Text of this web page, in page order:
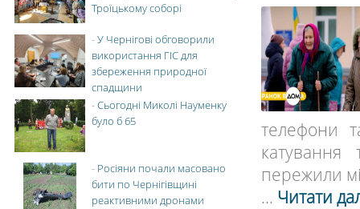
телефони
катування
пережили
... Читати
Троїцькому соборі
-У Чернігові обговорили
використання ГІС для
збереження природної
спадщини
-Сьогодні Миколі Науменку
було б 65
- Росіяни почали масовано
бити по Чернігівщині
реактивними дронами